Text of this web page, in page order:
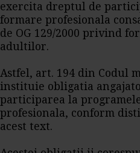
exercita dreptul de
formare profesionala
de OG 129/2000 privind
adultilor.
Astfel, art. 194 din Codul
instituie obligatia
participarea la
profesionala, conform
acest text.